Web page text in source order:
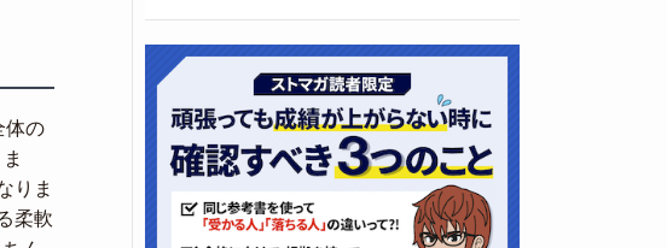
体の
りま
柔軟